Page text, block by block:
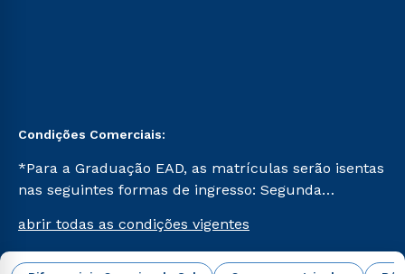
Condições Comerciais:
*Para a Graduação EAD, as matrículas serão isentas
nas seguintes formas de ingresso: Segunda
Já para as demais, a taxa de matrícula será de R$
49. *Para a Pós-graduação EAD, as ofertas
abrir todas as condições vigentes